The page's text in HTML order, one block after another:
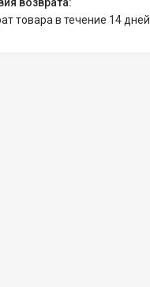
товара в течение 14 дней